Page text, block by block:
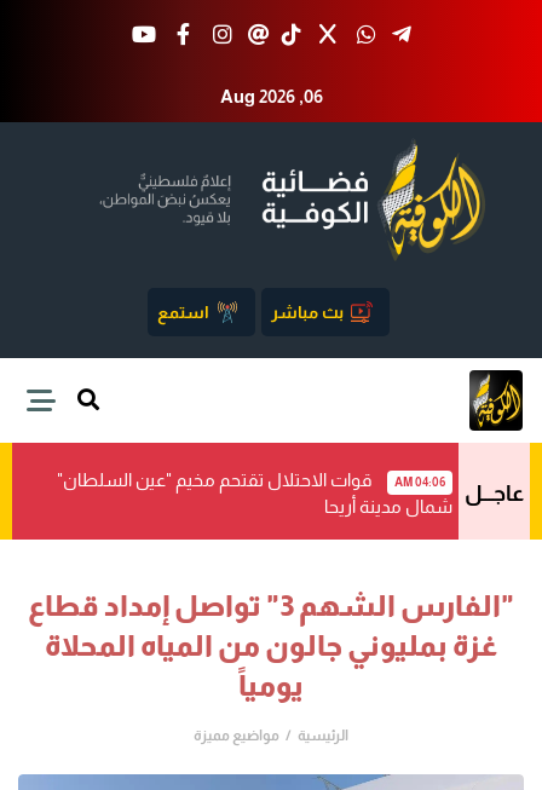
Aug 2026 ,06
بث مباشر استمع
عاجـــل 04:06 AM
قوات الاحتلال تقتحم مخيم "عين السلطان"
شمال مدينة أريحا
"الفارس الشهم 3" تواصل إمداد قطاع
غزة بمليوني جالون من المياه المحلاة
يومياً
الرئيسية مواضيع مميزة